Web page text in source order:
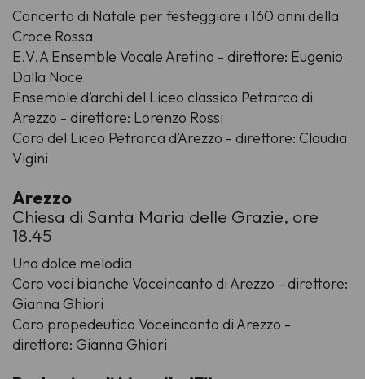
Concerto di Natale per festeggiare i 160 anni della
Croce Rossa
E.V.A Ensemble Vocale Aretino - direttore: Eugenio
Dalla Noce
Ensemble d’archi del Liceo classico Petrarca di
Arezzo - direttore: Lorenzo Rossi
Coro del Liceo Petrarca d’Arezzo - direttore: Claudia
Vigini
Arezzo
Chiesa di Santa Maria delle Grazie, ore
18.45
Una dolce melodia
Coro voci bianche Voceincanto di Arezzo - direttore:
Gianna Ghiori
Coro propedeutico Voceincanto di Arezzo -
direttore: Gianna Ghiori